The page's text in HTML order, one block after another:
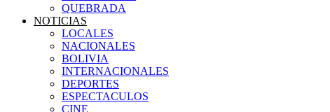
QUEBRADA
NOTICIAS
LOCALES
NACIONALES
BOLIVIA
INTERNACIONALES
DEPORTES
ESPECTACULOS
CINE